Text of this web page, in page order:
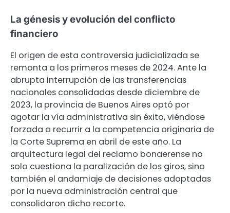
La génesis y evolución del conflicto
financiero
El origen de esta controversia judicializada se
remonta a los primeros meses de 2024. Ante la
abrupta interrupción de las transferencias
nacionales consolidadas desde diciembre de
2023, la provincia de Buenos Aires optó por
agotar la vía administrativa sin éxito, viéndose
forzada a recurrir a la competencia originaria de
la Corte Suprema en abril de este año. La
arquitectura legal del reclamo bonaerense no
solo cuestiona la paralización de los giros, sino
también el andamiaje de decisiones adoptadas
por la nueva administración central que
consolidaron dicho recorte.